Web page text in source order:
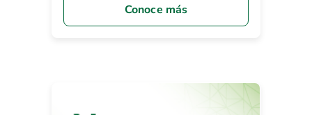
beneficios.Conoce más